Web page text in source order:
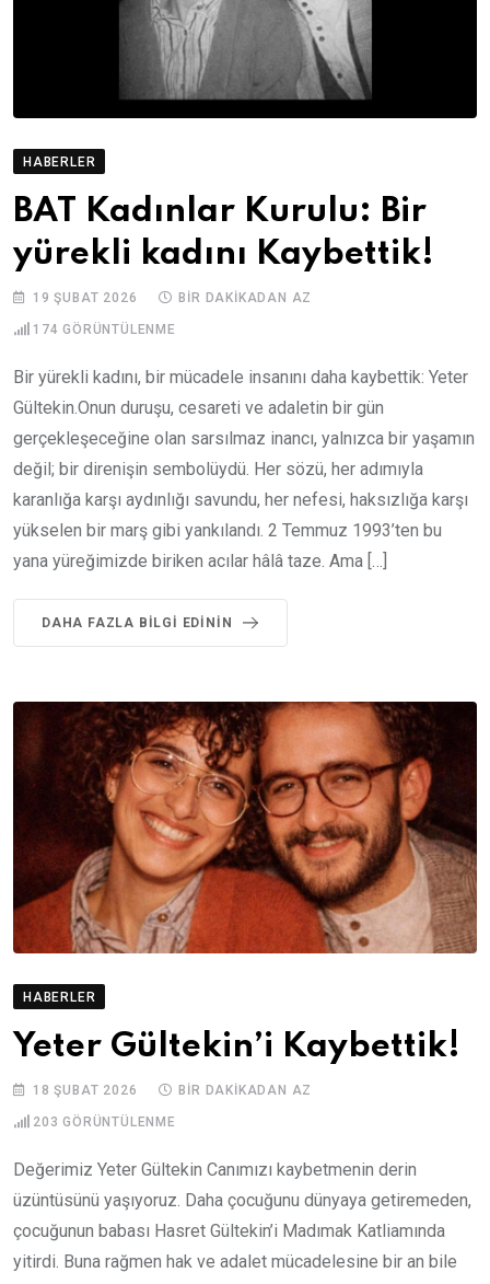
HABERLER
BAT Kadınlar Kurulu: Bir
yürekli kadını Kaybettik!
19 ŞUBAT 2026 BIR DAKIKADAN AZ
174 GÖRÜNTÜLENME
Bir yürekli kadını, bir mücadele insanını daha kaybettik: Yeter
Gültekin.Onun duruşu, cesareti ve adaletin bir gün
gerçekleşeceğine olan sarsılmaz inancı, yalnızca bir yaşamın
değil; bir direnişin sembolüydü. Her sözü, her adımıyla
karanlığa karşı aydınlığı savundu, her nefesi, haksızlığa karşı
yükselen bir marş gibi yankılandı. 2 Temmuz 1993’ten bu
yana yüreğimizde biriken acılar hâlâ taze. Ama […]
DAHA FAZLA BILGI EDININ
HABERLER
Yeter Gültekin’i Kaybettik!
18 ŞUBAT 2026 BIR DAKIKADAN AZ
203 GÖRÜNTÜLENME
Değerimiz Yeter Gültekin Canımızı kaybetmenin derin
üzüntüsünü yaşıyoruz. Daha çocuğunu dünyaya getiremeden,
çocuğunun babası Hasret Gültekin’i Madımak Katliamında
yitirdi. Buna rağmen hak ve adalet mücadelesine bir an bile